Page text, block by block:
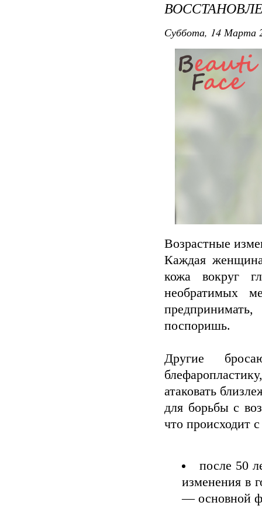
Суббота, 14 Марта
Возрастные
Каждая
кожа вокруг
необратимых
поспоришь.
Другие
атаковать
для борьбы с
что происходит
после 50
изменения в
— основной